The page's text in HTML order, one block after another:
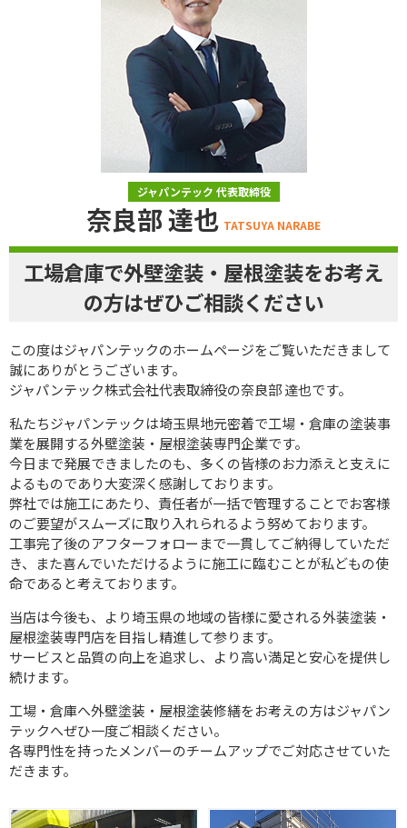
ジャパンテック 代表取締役
奈良部 達也 TATSUYA NARABE
工場倉庫で外壁塗装・屋根塗装をお考え
の方はぜひご相談ください
この度はジャパンテックのホームページをご覧いただきまして
誠にありがとうございます。
ジャパンテック株式会社代表取締役の奈良部 達也です。
私たちジャパンテックは埼玉県地元密着で工場・倉庫の塗装事
業を展開する外壁塗装・屋根塗装専門企業です。
今日まで発展できましたのも、多くの皆様のお力添えと支えに
よるものであり大変深く感謝しております。
弊社では施工にあたり、責任者が一括で管理することでお客様
のご要望がスムーズに取り入れられるよう努めております。
工事完了後のアフターフォローまで一貫してご納得していただ
き、また喜んでいただけるように施工に臨むことが私どもの使
命であると考えております。
当店は今後も、より埼玉県の地域の皆様に愛される外装塗装・
屋根塗装専門店を目指し精進して参ります。
サービスと品質の向上を追求し、より高い満足と安心を提供し
続けます。
工場・倉庫へ外壁塗装・屋根塗装修繕をお考えの方はジャパン
テックへぜひ一度ご相談ください。
各専門性を持ったメンバーのチームアップでご対応させていた
だきます。